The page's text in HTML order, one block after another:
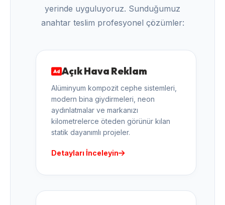
yerinde uyguluyoruz. Sunduğumuz
anahtar teslim profesyonel çözümler:
Açık Hava Reklam
Alüminyum kompozit cephe sistemleri,
modern bina giydirmeleri, neon
aydınlatmalar ve markanızı
kilometrelerce öteden görünür kılan
statik dayanımlı projeler.
Detayları İnceleyin